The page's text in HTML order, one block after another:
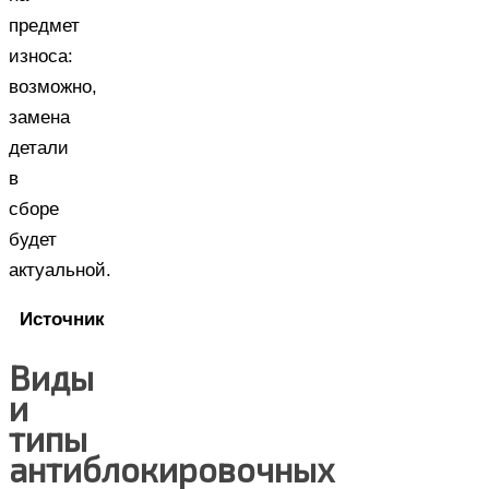
предмет
износа:
возможно,
замена
детали
в
сборе
будет
актуальной.
Источник
Виды
и
типы
антиблокировочных